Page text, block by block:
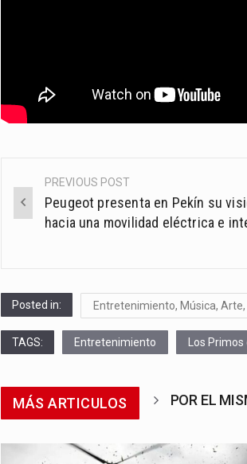
Post
navigation
PREVIOUS POST
Peugeot presenta en Pekín su
hacia una movilidad eléctrica e
Posted in: Entretenimiento, Música,
TAGS: Entretenimiento Los
MÁS ARTICULOS POR EL